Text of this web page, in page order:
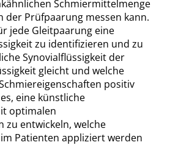
Schmiermittelmenge
der Prüfpaarung messen kann.
jede Gleitpaarung eine
zu identifizieren und zu
Synovialflüssigkeit der
gleicht und welche
positiv
eine künstliche
optimalen
zu entwickeln, welche
Patienten appliziert werden